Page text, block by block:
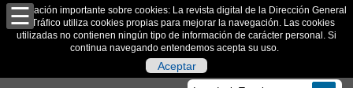
Información importante sobre cookies: La revista digital de la Dirección General
de Tráfico utiliza cookies propias para mejorar la navegación. Las cookies
utilizadas no contienen ningún tipo de información de carácter personal. Si
continua navegando entendemos acepta su uso.
Aceptar